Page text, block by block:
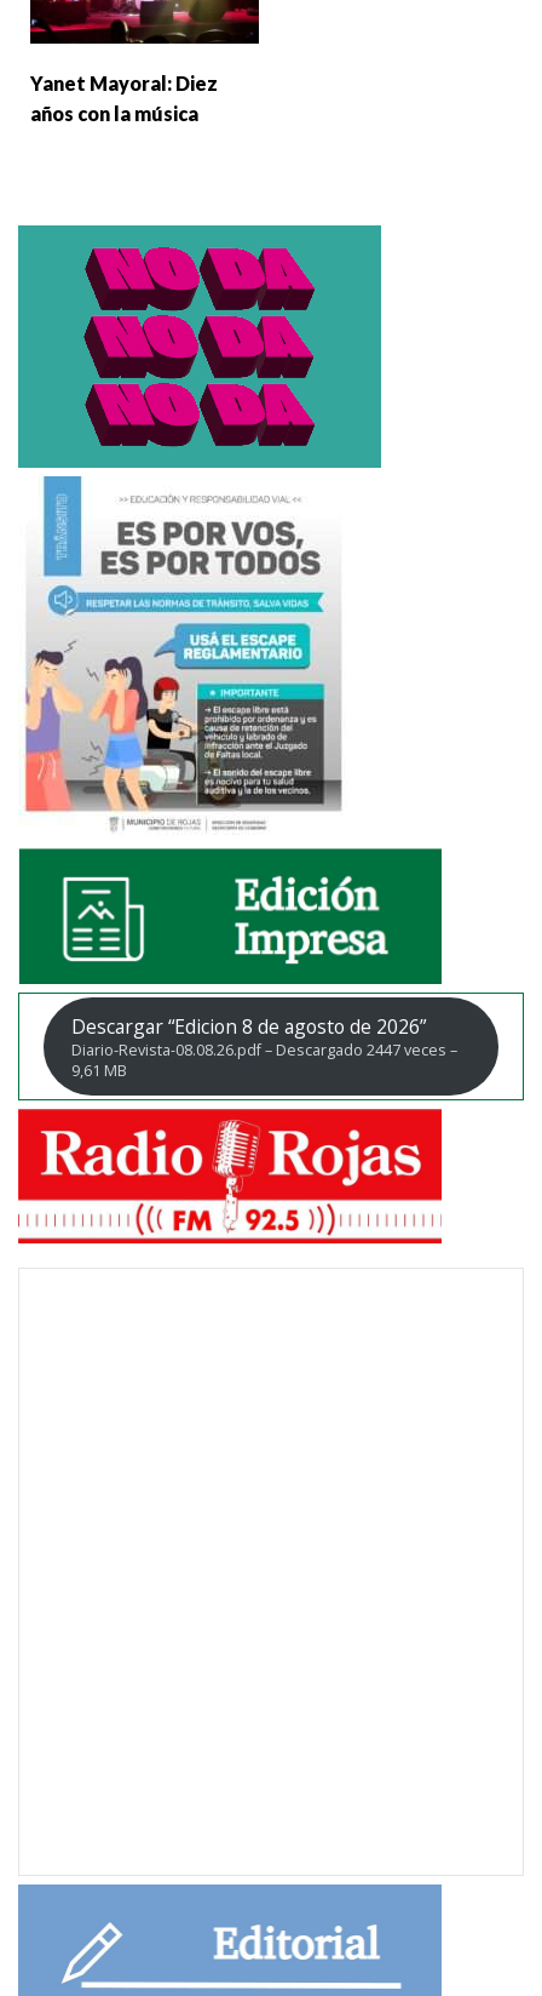
Yanet Mayoral: Diez
años con la música
Descargar “Edicion 8 de agosto de 2026”
Diario-Revista-08.08.26.pdf – Descargado 2447 veces –
9,61 MB